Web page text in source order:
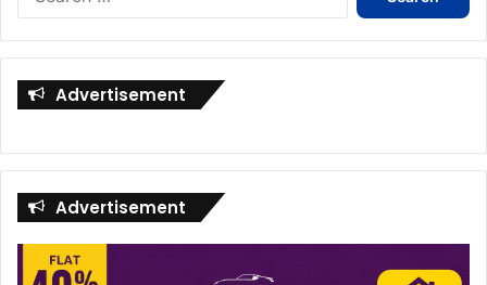
Advertisement
Advertisement